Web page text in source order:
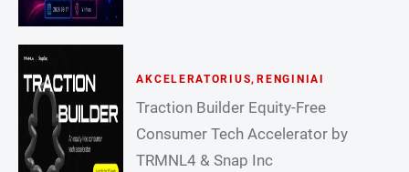
AKCELERATORIUS, RENGINIAI
Traction Builder Equity-Free
Consumer Tech Accelerator by
TRMNL4 & Snap Inc